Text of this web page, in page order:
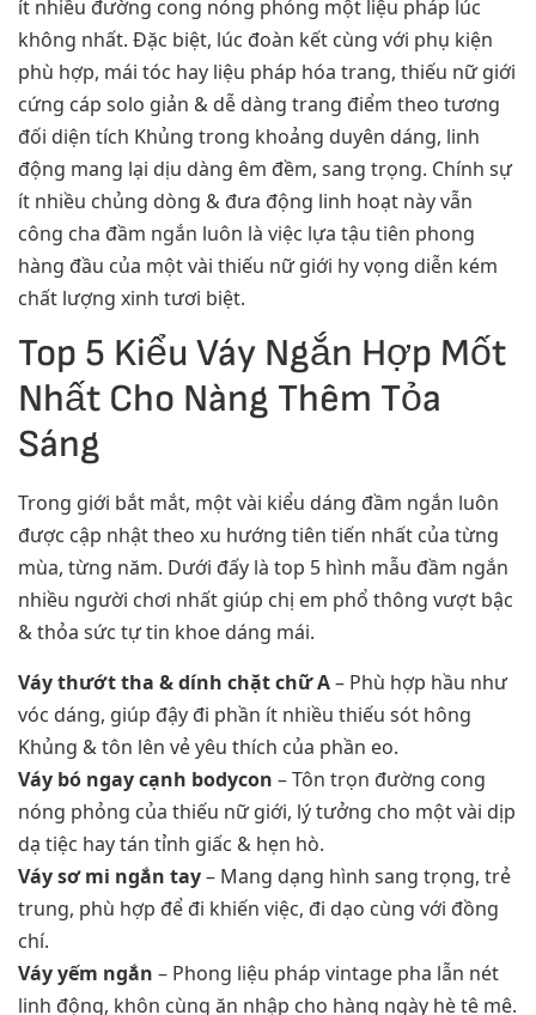
ít nhiều đường cong nóng phỏng một liệu pháp lúc
không nhất. Đặc biệt, lúc đoàn kết cùng với phụ kiện
phù hợp, mái tóc hay liệu pháp hóa trang, thiếu nữ giới
cứng cáp solo giản & dễ dàng trang điểm theo tương
đối diện tích Khủng trong khoảng duyên dáng, linh
động mang lại dịu dàng êm đềm, sang trọng. Chính sự
ít nhiều chủng dòng & đưa động linh hoạt này vẫn
công cha đầm ngắn luôn là việc lựa tậu tiên phong
hàng đầu của một vài thiếu nữ giới hy vọng diễn kém
chất lượng xinh tươi biệt.
Top 5 Kiểu Váy Ngắn Hợp Mốt
Nhất Cho Nàng Thêm Tỏa
Sáng
Trong giới bắt mắt, một vài kiểu dáng đầm ngắn luôn
được cập nhật theo xu hướng tiên tiến nhất của từng
mùa, từng năm. Dưới đấy là top 5 hình mẫu đầm ngắn
nhiều người chơi nhất giúp chị em phổ thông vượt bậc
& thỏa sức tự tin khoe dáng mái.
Váy thướt tha & dính chặt chữ A– Phù hợp hầu như
vóc dáng, giúp đậy đi phần ít nhiều thiếu sót hông
Khủng & tôn lên vẻ yêu thích của phần eo.
Váy bó ngay cạnh bodycon – Tôn trọn đường cong
nóng phỏng của thiếu nữ giới, lý tưởng cho một vài dịp
dạ tiệc hay tán tỉnh giấc & hẹn hò.
Váy sơ mi ngắn tay– Mang dạng hình sang trọng, trẻ
trung, phù hợp để đi khiến việc, đi dạo cùng với đồng
chí.
Váy yếm ngắn – Phong liệu pháp vintage pha lẫn nét
linh động, khôn cùng ăn nhập cho hàng ngày hè tê mê.